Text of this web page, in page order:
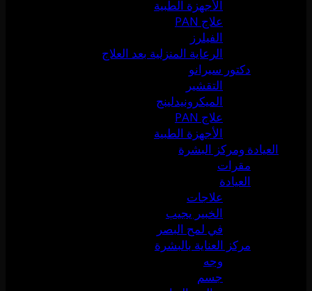
الأجهزة الطبية
علاج PAN
الفيلرز
الرعاية المنزلية بعد العلاج
دكتور سيرانو
التقشير
الميكرونيدلينج
علاج PAN
الأجهزة الطبية
العيادة ومركز البشرة
مقرات
العيادة
علاجات
الخبير يجيب
في لمح البصر
مركز العناية بالبشرة
وجه
جسم